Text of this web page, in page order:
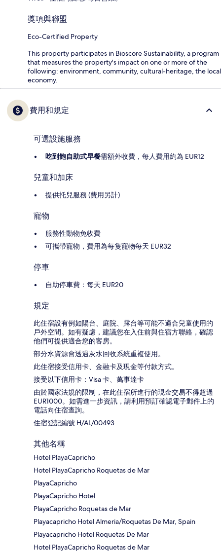
獎項與聯盟
Eco-Certified Property
This property participates in Bioscore Sustainability, a program
that measures the property's impact on one or more of the
following: environment, community, cultural-heritage, the local
economy.
費用和規定
可選設施服務
吃到飽自助式早餐需額外收費，每人費用約為 EUR12
兒童和加床
提供托兒服務 (費用另計)
寵物
服務性動物免收費
可攜帶寵物，費用為每隻寵物每天 EUR32
停車
自助停車費：每天 EUR20
規定
此住宿設有例如陽台、庭院、露台等可能不適合兒童使用的
戶外空間。如有疑慮，建議您在入住前與住宿方聯絡，確認
他們可提供適合您的客房。
部分水資源會透過灰水回收系統重複使用。
此住宿接受信用卡、金融卡及現金等付款方式。
接受以下信用卡：Visa 卡、萬事達卡
由於國家法規的限制，在此住宿所進行的現金交易不得超過
EUR1000。如需進一步資訊，請利用預訂確認電子郵件上的
電話向住宿查詢。
住宿登記編號 H/AL/00493
其他名稱
Hotel PlayaCapricho
Hotel PlayaCapricho Roquetas de Mar
PlayaCapricho
PlayaCapricho Hotel
PlayaCapricho Roquetas de Mar
Playacapricho Hotel Almeria/Roquetas De Mar, Spain
Playacapricho Hotel Roquetas De Mar
Hotel PlayaCapricho Roquetas de Mar